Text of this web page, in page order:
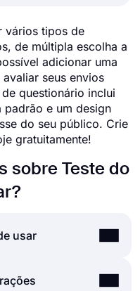
vários tipos de
de múltipla escolha a
adicionar uma
seus envios
questionário inclui
padrão e um design
do seu público. Crie
gratuitamente!
sobre Teste do
usar
é muito mais